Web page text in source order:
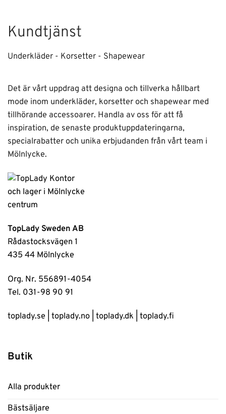
Kundtjänst
Underkläder - Korsetter - Shapewear
Det är vårt uppdrag att designa och tillverka hållbart
mode inom underkläder, korsetter och shapewear med
tillhörande accessoarer. Handla av oss för att få
inspiration, de senaste produktuppdateringarna,
specialrabatter och unika erbjudanden från vårt team i
Mölnlycke.
TopLady Sweden AB
Rådastocksvägen 1
435 44 Mölnlycke
Org. Nr. 556891-4054
Tel. 031-98 90 91
toplady.se toplady.no toplady.dk toplady.fi
Butik
Alla produkter
Bästsäljare